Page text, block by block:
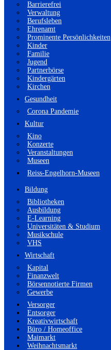
Barrierefrei
Verwaltung
Berufsleben
Ehrenamt
Prominente Persönlichkeiten
Kinder
Familie
Jugend
Partnerbörse
Kindergärten
Kirchen
Gesundheit
Corona Pandemie
Kultur
Kino
Konzerte
Veranstaltungen
Museen
Reiss-Engelhorn-Museen
Bildung
Bibliotheken
Ausbildung
E-Learning
Universitäten & Studium
Musikschule
VHS
Wirtschaft
Kapital
Finanzwelt
Börsennotierte Firmen
Gewerbe
Versorger
Entsorger
Kreativwirtschaft
Büro / Homeoffice
Maimarkt
Weihnachtsmarkt